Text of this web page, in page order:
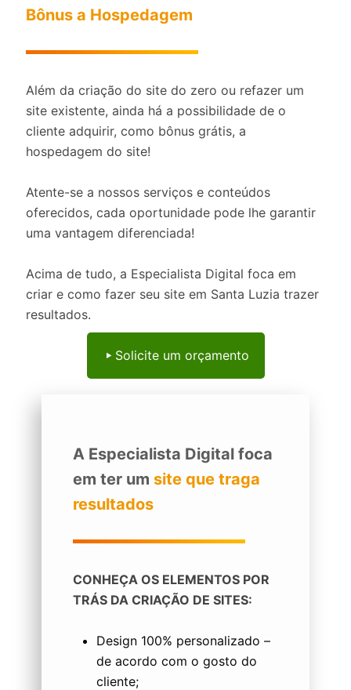
Bônus a Hospedagem
Além da criação do site do zero ou refazer um
site existente, ainda há a possibilidade de o
cliente adquirir, como bônus grátis, a
hospedagem do site!
Atente-se a nossos serviços e conteúdos
oferecidos, cada oportunidade pode lhe garantir
uma vantagem diferenciada!
Acima de tudo, a Especialista Digital foca em
criar e como fazer seu site em Santa Luzia trazer
resultados.
Solicite um orçamento
A Especialista Digital foca
em ter um site que traga
resultados
CONHEÇA OS ELEMENTOS POR
TRÁS DA CRIAÇÃO DE SITES:
Design 100% personalizado –
de acordo com o gosto do
cliente;